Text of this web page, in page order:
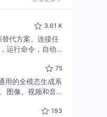
3.61 K
代方案。连接任
运行命令，自动
source alternativ
any LLM,
and verify
75
用的全模态生成系
图像、视频和音
、时长可达 15193